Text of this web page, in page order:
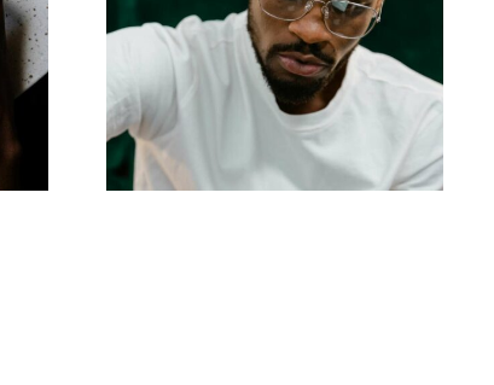
Top 17 Dicas
Avançadas para
Entender o Algoritmo
do TikTok